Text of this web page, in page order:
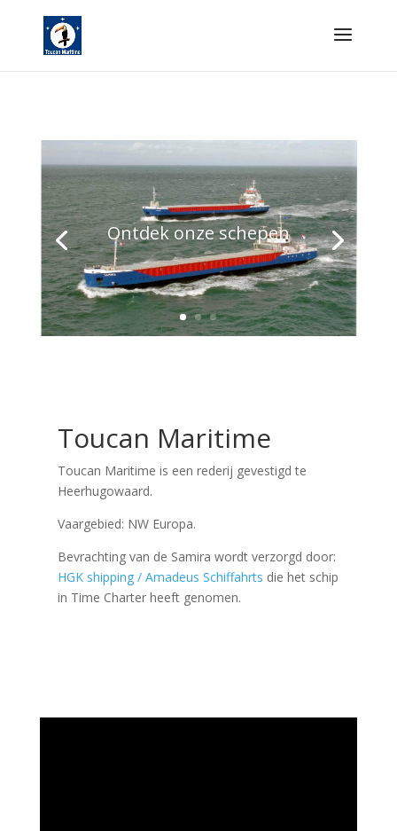
Ontdek onze schepen
Toucan Maritime
Toucan Maritime is een rederij gevestigd te
Heerhugowaard.
Vaargebied: NW Europa.
Bevrachting van de Samira wordt verzorgd door:
HGK shipping / Amadeus Schiffahrts die het schip
in Time Charter heeft genomen.